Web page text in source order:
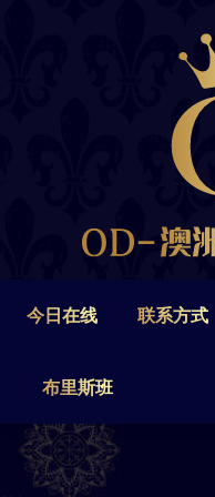
今日在线 联系方式
布里斯班
联系方式